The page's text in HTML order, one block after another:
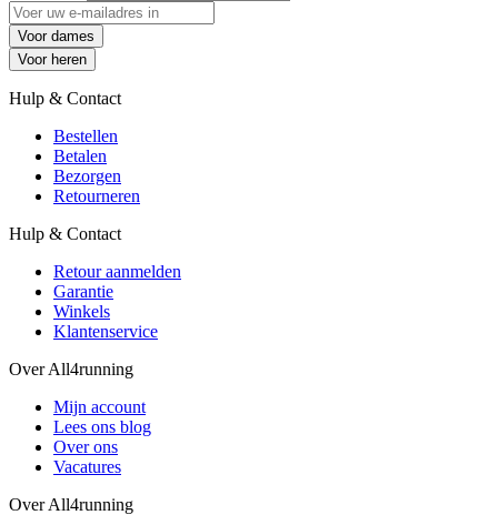
Voor dames
Voor heren
Hulp & Contact
Bestellen
Betalen
Bezorgen
Retourneren
Hulp & Contact
Retour aanmelden
Garantie
Winkels
Klantenservice
Over All4running
Mijn account
Lees ons blog
Over ons
Vacatures
Over All4running